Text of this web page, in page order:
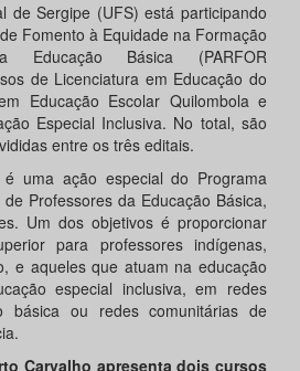
de Sergipe (UFS) está participando
Fomento à Equidade na Formação
Educação Básica (PARFOR
de Licenciatura em Educação do
Educação Escolar Quilombola e
Especial Inclusiva. No total, são
entre os três editais.
é uma ação especial do Programa
Professores da Educação Básica,
Um dos objetivos é proporcionar
para professores indígenas,
e aqueles que atuam na educação
especial inclusiva, em redes
básica ou redes comunitárias de
Carvalho apresenta dois cursos